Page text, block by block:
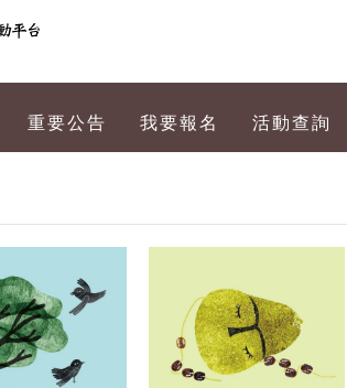
重要公告 我要報名 活動查詢